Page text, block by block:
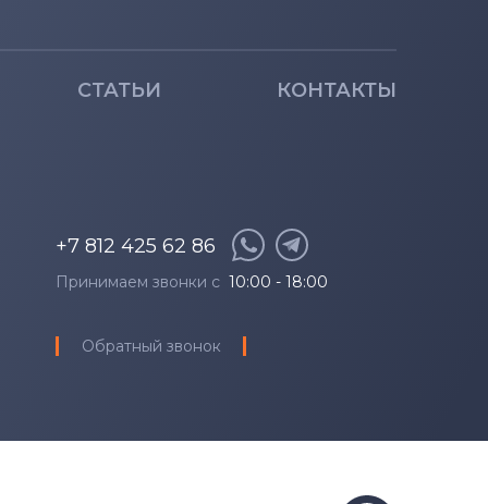
СТАТЬИ КОНТАКТЫ
+7 812 425 62 86
Принимаем звонки с 10:00 - 18:00
Обратный звонок